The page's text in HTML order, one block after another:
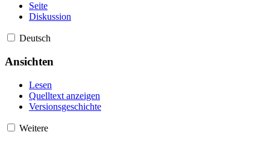
Seite
Diskussion
Deutsch
Ansichten
Lesen
Quelltext anzeigen
Versionsgeschichte
Weitere